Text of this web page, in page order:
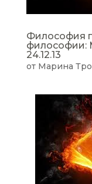
Философия
философии:
24.12.13
от Марина